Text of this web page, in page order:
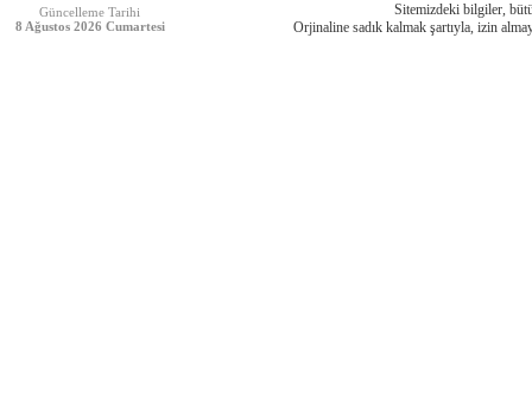
Güncelleme Tarihi
8 Ağustos 2026 Cumartesi
Sitemizdeki bilgiler,
Orjinaline sadık kalmak şartıyla, izin